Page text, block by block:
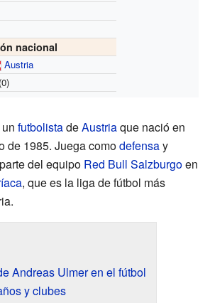
nacional
Austria
futbolistadeAustriaque nació en
de 1985. Juega comodefensay
del equipo Red Bull Salzburgoen
, que es la liga de fútbol más
Andreas Ulmer en el fútbol
y clubes